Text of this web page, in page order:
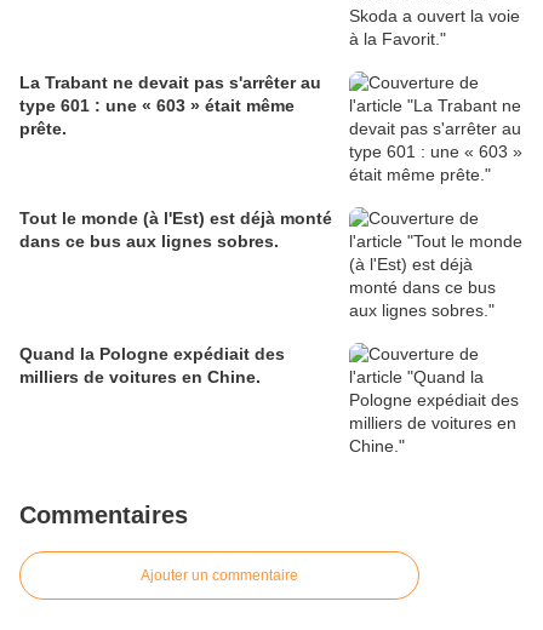
La Trabant ne devait pas s'arrêter au
type 601 : une « 603 » était même
prête.
Tout le monde (à l'Est) est déjà monté
dans ce bus aux lignes sobres.
Quand la Pologne expédiait des
milliers de voitures en Chine.
Commentaires
Ajouter un commentaire